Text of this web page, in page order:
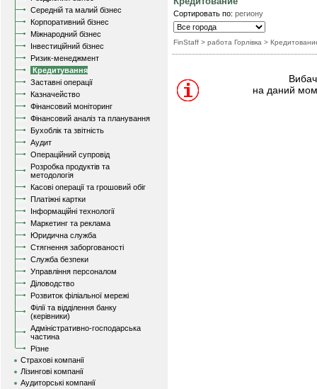
Середній та малий бізнес
Корпоративний бізнес
Міжнародний бізнес
Інвестиційний бізнес
Ризик-менеджмент
Кредитування
Заставні операції
Казначейство
Фінансовий моніторинг
Фінансовий аналіз та планування
Бухоблік та звітність
Аудит
Операційний супровід
Розробка продуктів та
методологія
Касові операції та грошовий обіг
Платіжні картки
Інформаційні технології
Маркетинг та реклама
Юридична служба
Стягнення заборгованості
Служба безпеки
Управління персоналом
Діловодство
Розвиток філіальної мережі
Філії та відділення банку
(керівники)
Адміністративно-господарська
частина
Різне
Страхові компанії
Лізингові компанії
Аудиторські компанії
Сортировать по: региону
FinStaff > работа Горлівка >
на даний